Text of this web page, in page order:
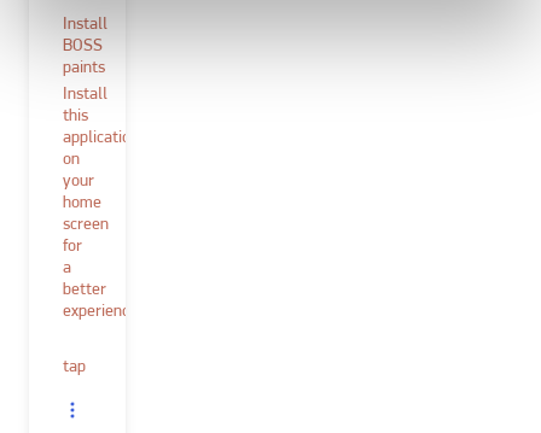
Install
BOSS
paints
Install
this
application
on
your
home
screen
for
a
better
experience.
tap